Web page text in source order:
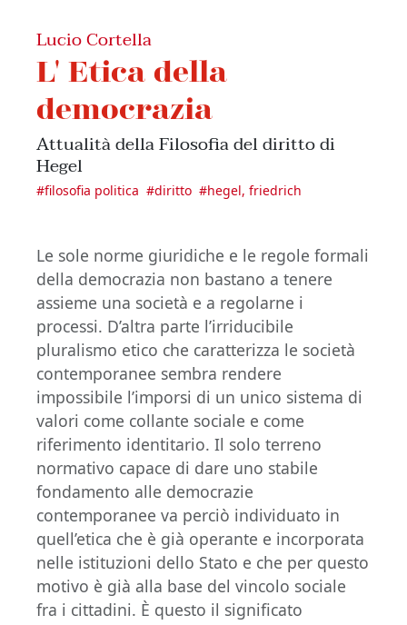
Lucio Cortella
L' Etica della
democrazia
Attualità della Filosofia del diritto di
Hegel
#filosofia politica #diritto #hegel, friedrich
Le sole norme giuridiche e le regole formali
della democrazia non bastano a tenere
assieme una società e a regolarne i
processi. D’altra parte l’irriducibile
pluralismo etico che caratterizza le società
contemporanee sembra rendere
impossibile l’imporsi di un unico sistema di
valori come collante sociale e come
riferimento identitario. Il solo terreno
normativo capace di dare uno stabile
fondamento alle democrazie
contemporanee va perciò individuato in
quell’etica che è già operante e incorporata
nelle istituzioni dello Stato e che per questo
motivo è già alla base del vincolo sociale
fra i cittadini. È questo il significato